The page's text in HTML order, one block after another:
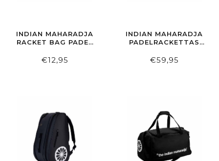
INDIAN MAHARADJA
RACKET BAG PADEL
€12,95
INDIAN MAHARADJA
PADELRACKETTAS
BLUE GREY
€59,95